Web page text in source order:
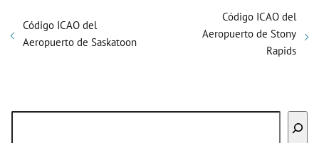
Código ICAO del
Aeropuerto de Saskatoon
Código ICAO del
Aeropuerto de Stony
Rapids